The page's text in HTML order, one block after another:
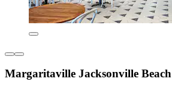
Margaritaville Jacksonville Beach